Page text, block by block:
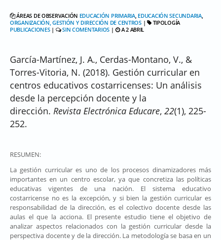
ÁREAS DE OBSERVACIÓN EDUCACIÓN PRIMARIA, EDUCACIÓN SECUNDARIA,
ORGANIZACIÓN, GESTIÓN Y DIRECCIÓN DE CENTROS| TIPOLOGÍA
PUBLICACIONES| SIN COMENTARIOS| A 2 ABRIL
García-Martínez, J. A., Cerdas-Montano, V., &
Torres-Vitoria, N. (2018). Gestión curricular en
centros educativos costarricenses: Un análisis
desde la percepción docente y la
dirección. Revista Electrónica Educare, 22(1), 225-
252.
RESUMEN:
La gestión curricular es uno de los procesos dinamizadores más
importantes en un centro escolar, ya que concretiza las políticas
educativas vigentes de una nación. El sistema educativo
costarricense no es la excepción, y si bien la gestión curricular es
responsabilidad de la dirección, es el colectivo docente desde las
aulas el que la acciona. El presente estudio tiene el objetivo de
analizar aspectos relacionados con la gestión curricular desde la
perspectiva docente y de la dirección. La metodología se basa en un